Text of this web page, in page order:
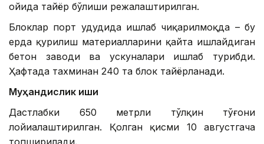
ойида тайёр бўлиши режалаштирилган.
Блоклар порт ҳудудида ишлаб чиқарилмоқда – бу
ерда қурилиш материалларини қайта ишлайдиган
бетон заводи ва ускуналари ишлаб турибди.
Ҳафтада тахминан 240 та блок тайёрланади.
Муҳандислик иши
Дастлабки 650 метрли тўлқин тўғони
лойиҳалаштирилган. Қолган қисми 10 августгача